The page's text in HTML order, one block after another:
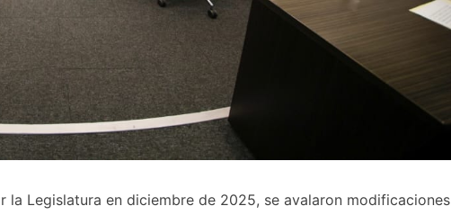
Legislatura en diciembre de 2025, se avalaron modificaciones